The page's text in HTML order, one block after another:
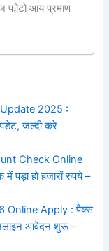
फोटो आय प्रमाण
2025 :
जल्दी करे
Check Online
पड़ा हो हजारों रुपये –
Online Apply : पैक्स
आवेदन शुरू –